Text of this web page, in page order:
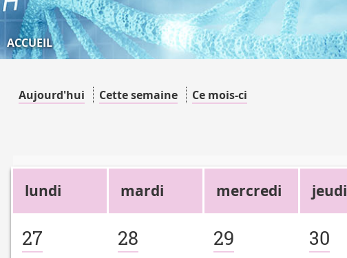
ACCUEIL
Aujourd'hui Cette semaine Ce mois-ci
lundi mardi mercredi jeudi
27 28 29 30